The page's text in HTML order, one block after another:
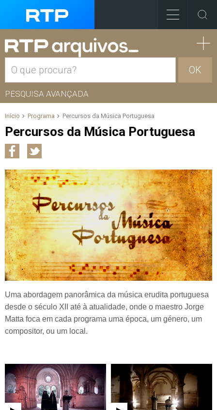
OK
PESQUISA AVANÇADA
Início Programa Percursos da Música Portuguesa
Percursos da Música Portuguesa
Uma abordagem panorâmica da música erudita portuguesa
desde o século XII até à atualidade, onde o maestro Jorge
Matta foca em cada programa uma época, um género, um
compositor, ou um local.